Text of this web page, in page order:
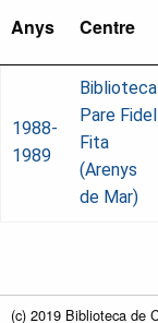
Anys Centre
1988-
1989
Biblioteca
Pare Fidel
Fita
(Arenys
de Mar)
(c) 2019 Biblioteca de